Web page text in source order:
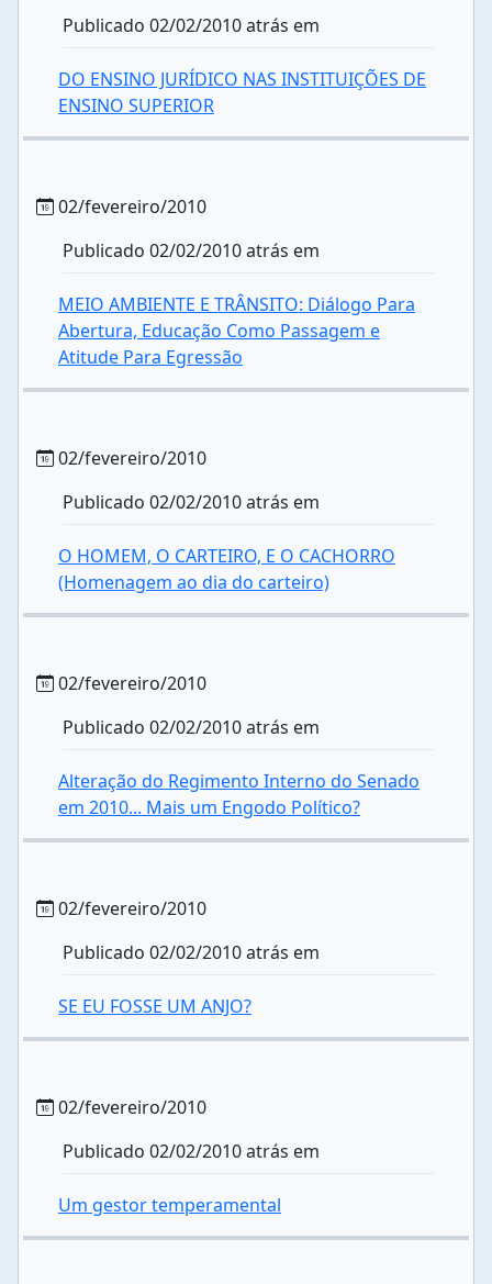
Publicado 02/02/2010 atrás em
DO ENSINO JURÍDICO NAS INSTITUIÇÕES DE
ENSINO SUPERIOR
02/fevereiro/2010
Publicado 02/02/2010 atrás em
MEIO AMBIENTE E TRÂNSITO: Diálogo Para
Abertura, Educação Como Passagem e
Atitude Para Egressão
02/fevereiro/2010
Publicado 02/02/2010 atrás em
O HOMEM, O CARTEIRO, E O CACHORRO
(Homenagem ao dia do carteiro)
02/fevereiro/2010
Publicado 02/02/2010 atrás em
Alteração do Regimento Interno do Senado
em 2010... Mais um Engodo Político?
02/fevereiro/2010
Publicado 02/02/2010 atrás em
SE EU FOSSE UM ANJO?
02/fevereiro/2010
Publicado 02/02/2010 atrás em
Um gestor temperamental